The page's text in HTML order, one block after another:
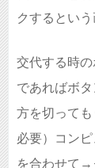
クするとい
交代する時
であればボ
方を切って
必要）コン
を合わせて→